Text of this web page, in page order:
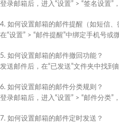
登录邮箱后，进入“设置” > “签名设置”
4. 如何设置邮箱的邮件提醒（如短信、
在“设置” > “邮件提醒”中绑定手机号或
5. 如何设置邮箱的邮件撤回功能？
发送邮件后，在“已发送”文件夹中找到
6. 如何设置邮箱的邮件分类规则？
登录邮箱后，进入“设置” > “邮件分类
7. 如何设置邮箱的邮件定时发送？